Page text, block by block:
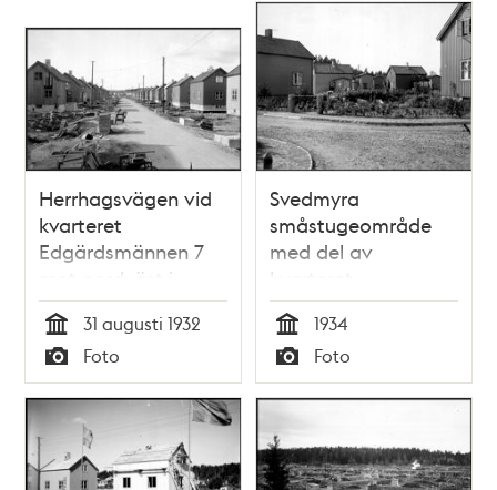
Herrhagsvägen vid
kvarteret
Edgärdsmännen 7
mot nordväst i
Svedmyra
småstugeområde
Tid
31 augusti 1932
Typ
Foto
Svedmyra
småstugeområde
med del av
kvarteret
Häradsrätten
Tid
1934
Typ
Foto